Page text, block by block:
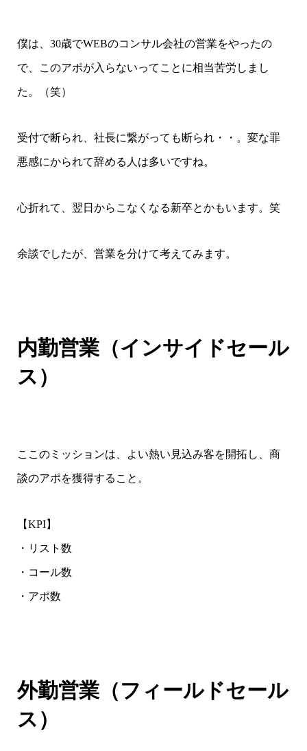
僕は、30歳でWEBのコンサル会社の営業をやったの
で、このアポが入らないってことに相当苦労しまし
た。（笑）
受付で断られ、社長に繋がっても断られ・・。変な罪
悪感にかられて辞める人は多いですね。
心折れて、翌日からこなくなる新卒とかもいます。笑
余談でしたが、営業を分けて考えてみます。
内勤営業（インサイドセール
ス）
ここのミッションは、よい熱い見込み客を開拓し、商
談のアポを獲得すること。
【KPI】
・リスト数
・コール数
・アポ数
外勤営業（フィールドセール
ス）